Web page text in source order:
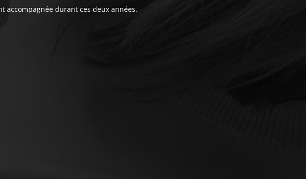
accompagnée durant ces deux années.